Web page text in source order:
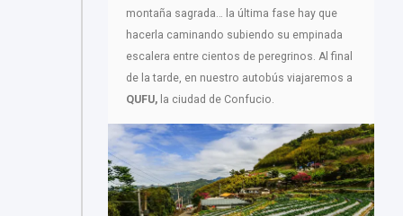
montaña sagrada… la última fase hay que
hacerla caminando subiendo su empinada
escalera entre cientos de peregrinos. Al final
de la tarde, en nuestro autobús viajaremos a
QUFU, la ciudad de Confucio.